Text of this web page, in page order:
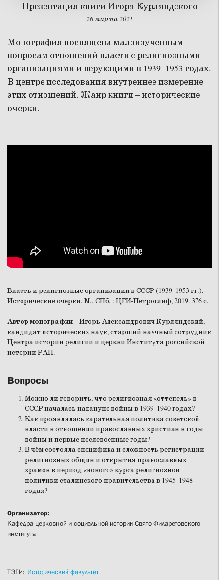
Презентация книги Игоря Курляндского
26 марта 2021
Монография посвящена малоизученным
вопросам отношений власти с религиозными
организациями и верующими в 1939–1953 годах.
В центре исследования внутреннее измерение
этих отношений. Жанр книги – исторические
очерки.
Власть и религиозные организации в СССР (1939–1953 гг.).
Исторические очерки. М., СПб. : ЦГИ-Петроглиф, 2019. 376 с.
Автор монографии– Игорь Александрович Курляндский,
кандидат исторических наук, старший научный сотрудник
Центра истории религии и церкви Института российской
истории РАН.
Вопросы
Можно ли говорить, что религиозная «оттепель» в
СССР началась накануне войны в 1939–1940 годах?
Как проявлялась карательная политика советской
власти в отношении православных христиан в годы
войны и первые послевоенные годы?
В чём состояла специфика и сложность регистрации
религиозных общин и открытия православных
храмов в период «нового» курса религиозной
политики сталинского правительства в 1945–1948
годах?
Организатор:
Кафедра церковной и социальной истории Свято-Филаретовского
института
ТЭГИ: Исторический факультет